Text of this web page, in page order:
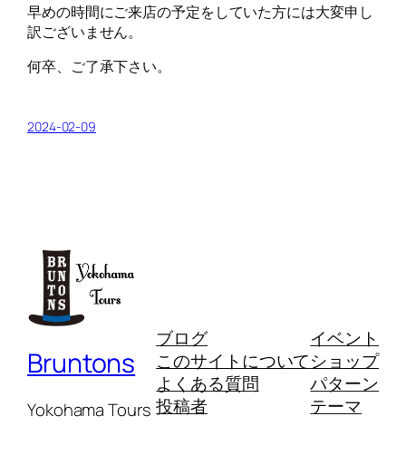
早めの時間にご来店の予定をしていた方には大変申し
訳ございません。
何卒、ご了承下さい。
2024-02-09
Bruntons
Yokohama Tours
ブログ
このサイトについて
よくある質問
投稿者
イベント
ショップ
パターン
テーマ